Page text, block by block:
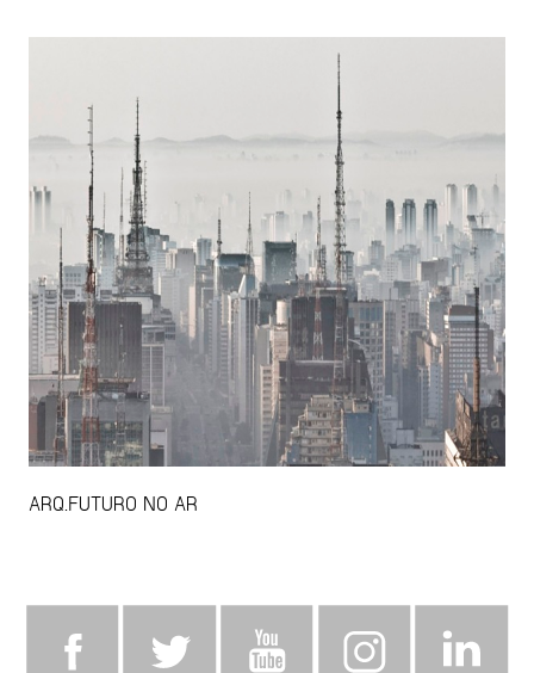
ARQ.FUTURO NO AR